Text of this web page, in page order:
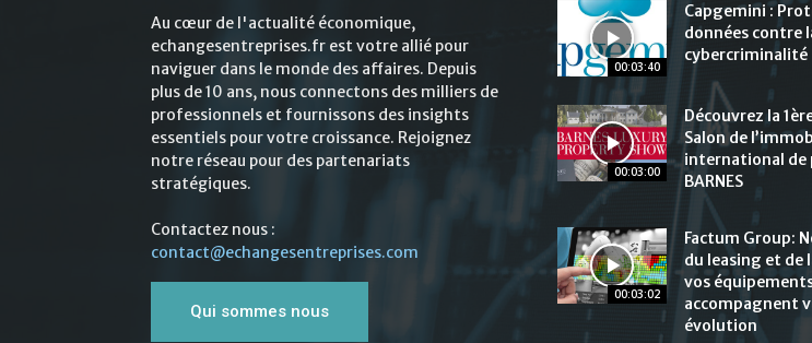
Au cœur de l'actualité économique,
echangesentreprises.fr est votre allié pour
naviguer dans le monde des affaires. Depuis
plus de 10 ans, nous connectons des milliers de
professionnels et fournissons des insights
essentiels pour votre croissance. Rejoignez
notre réseau pour des partenariats
stratégiques.
Contactez nous :
contact@echangesentreprises.com
Qui sommes nous
00:03:40
Capgemini :
données contre
cybercriminalité
00:03:00
Découvrez la
Salon de
international de
BARNES
00:03:02
Factum Group:
du leasing et de
vos
accompagnent
évolution